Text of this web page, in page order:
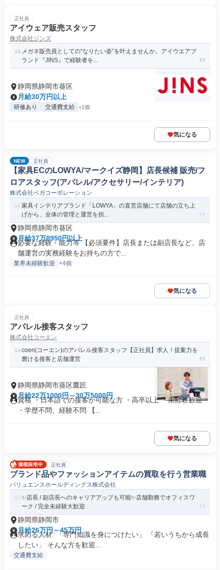
正社員
アイウェア販売スタッフ
株式会社ジンズ
メガネ販売員としての“なりたい姿”を叶えませんか。アイウエアブ
ランド『JINS』で経験者を...
静岡県静岡市葵区
月給30万円以上
研修あり 交通費支給 +1個
気になる
NEW 正社員
【家具ECのLOWYA/マークイズ静岡】店長候補 販売/フ
ロアスタッフ(アパレル/アクセサリー/インテリア)
株式会社ベガコーポレーション
家具インテリアブランド「LOWYA」の直営店舗にて店舗の立ち上
げから、全体の管理と運営を担...
静岡県静岡市葵区
月給37万8950円以上
必要な経験・能力等 【必須要件】店長または副店長など、店
舗運営の実務経験をお持ちの方で...
業界未経験歓迎 +4個
気になる
正社員
アパレル接客スタッフ
株式会社コーエン
coen(コーエン)のアパレル接客スタッフ【正社員】求人！提案力を
磨ける接客と店舗運営
静岡県静岡市葵区鷹匠
月給22万1000円～30万5000円
資格 ・日本語での接客が可能な方 ・高卒以上 ・未経験歓迎
・学歴不問、経験不問 【...
気になる
正社員
ブランド品やファッションアイテムの買取を行う営業職
バリュエンスホールディングス株式会社
✨店長 / 副店長へのキャリアアップも可能✨店舗勤務でオフィスワ
ーク / 完全未経験大歓迎
静岡県静岡市
月給26万円～45万円
求める人材: 「専門知識を身につけたい」 「若いうちから成長
したい」 そんな方を歓迎...
交通費支給